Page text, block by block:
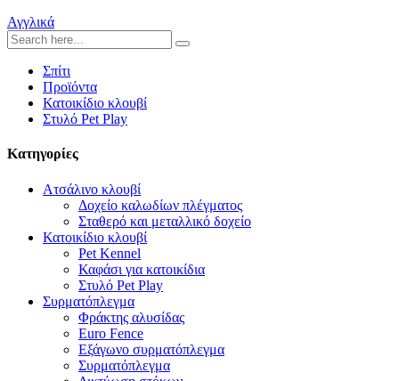
Αγγλικά
Σπίτι
Προϊόντα
Κατοικίδιο κλουβί
Στυλό Pet Play
Κατηγορίες
Ατσάλινο κλουβί
Δοχείο καλωδίων πλέγματος
Σταθερό και μεταλλικό δοχείο
Κατοικίδιο κλουβί
Pet Kennel
Καφάσι για κατοικίδια
Στυλό Pet Play
Συρματόπλεγμα
Φράκτης αλυσίδας
Euro Fence
Εξάγωνο συρματόπλεγμα
Συρματόπλεγμα